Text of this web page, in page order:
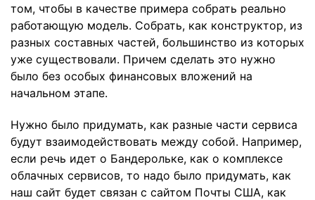
том, чтобы в качестве примера собрать реально
работающую модель. Собрать, как конструктор, из
разных составных частей, большинство из которых
уже существовали. Причем сделать это нужно
было без особых финансовых вложений на
начальном этапе.
Нужно было придумать, как разные части сервиса
будут взаимодействовать между собой. Например,
если речь идет о Бандерольке, как о комплексе
облачных сервисов, то надо было придумать, как
наш сайт будет связан с сайтом Почты США, как